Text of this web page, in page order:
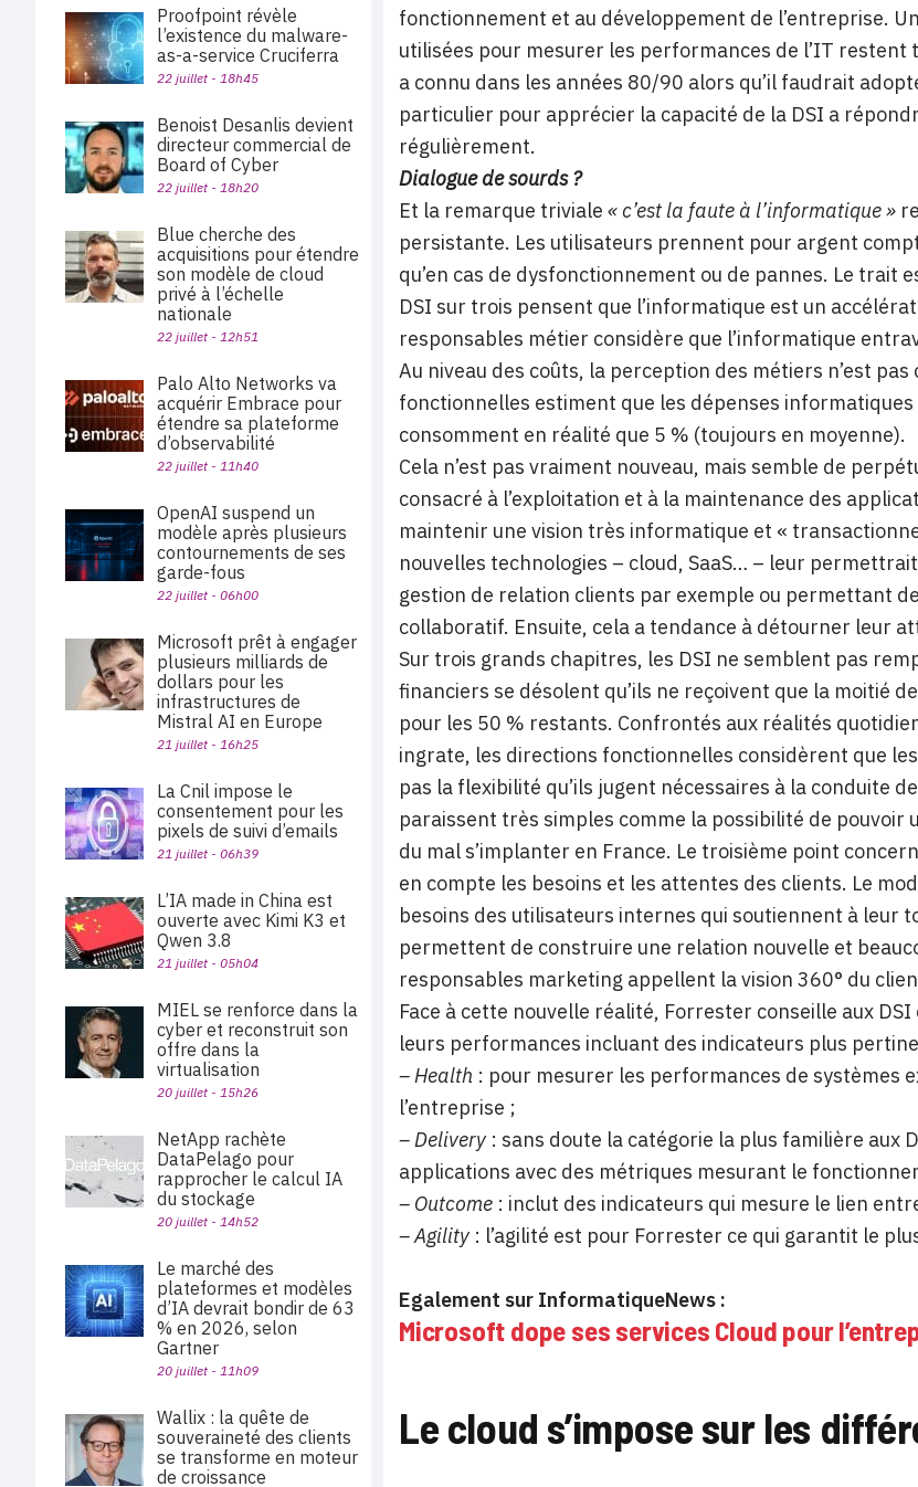
fonctionnement et au développement de l’entreprise.
utilisées pour mesurer les performances de l’IT restent
a connu dans les années 80/90 alors qu’il faudrait
particulier pour apprécier la capacité de la DSI a
régulièrement.
Dialogue de sourds ?
Et la remarque triviale « c’est la faute à l’informatique »
persistante. Les utilisateurs prennent pour argent
qu’en cas de dysfonctionnement ou de pannes. Le trait
DSI sur trois pensent que l’informatique est un
responsables métier considère que l’informatique
Au niveau des coûts, la perception des métiers n’est
fonctionnelles estiment que les dépenses
consomment en réalité que 5 % (toujours en moyenne).
Cela n’est pas vraiment nouveau, mais semble de
consacré à l’exploitation et à la maintenance des
maintenir une vision très informatique et «
nouvelles technologies – cloud, SaaS… – leur
gestion de relation clients par exemple ou permettant
collaboratif. Ensuite, cela a tendance à détourner leur
Sur trois grands chapitres, les DSI ne semblent pas
financiers se désolent qu’ils ne reçoivent que la moitié
pour les 50 % restants. Confrontés aux réalités
ingrate, les directions fonctionnelles considèrent que
pas la flexibilité qu’ils jugent nécessaires à la conduite
paraissent très simples comme la possibilité de pouvoir
du mal s’implanter en France. Le troisième point
en compte les besoins et les attentes des clients. Le
besoins des utilisateurs internes qui soutiennent à leur
permettent de construire une relation nouvelle et
responsables marketing appellent la vision 360° du
Face à cette nouvelle réalité, Forrester conseille aux
leurs performances incluant des indicateurs plus
– Health : pour mesurer les performances de systèmes
l’entreprise ;
– Delivery: sans doute la catégorie la plus familière aux
applications avec des métriques mesurant le
– Outcome : inclut des indicateurs qui mesure le lien
– Agility: l’agilité est pour Forrester ce qui garantit le
Egalement sur InformatiqueNews :
Microsoft dope ses services Cloud pour
Le cloud s’impose sur les
Proofpoint révèle
l’existence du malware-
as-a-service Cruciferra
22 juillet - 18h45
Benoist Desanlis devient
directeur commercial de
Board of Cyber
22 juillet - 18h20
Blue cherche des
acquisitions pour étendre
son modèle de cloud
privé à l’échelle
nationale
22 juillet - 12h51
Palo Alto Networks va
acquérir Embrace pour
étendre sa plateforme
d’observabilité
22 juillet - 11h40
OpenAI suspend un
modèle après plusieurs
contournements de ses
garde-fous
22 juillet - 06h00
Microsoft prêt à engager
plusieurs milliards de
dollars pour les
infrastructures de
Mistral AI en Europe
21 juillet - 16h25
La Cnil impose le
consentement pour les
pixels de suivi d’emails
21 juillet - 06h39
L’IA made in China est
ouverte avec Kimi K3 et
Qwen 3.8
21 juillet - 05h04
MIEL se renforce dans la
cyber et reconstruit son
offre dans la
virtualisation
20 juillet - 15h26
NetApp rachète
DataPelago pour
rapprocher le calcul IA
du stockage
20 juillet - 14h52
Le marché des
plateformes et modèles
d’IA devrait bondir de 63
% en 2026, selon
Gartner
20 juillet - 11h09
Wallix : la quête de
souveraineté des clients
se transforme en moteur
de croissance